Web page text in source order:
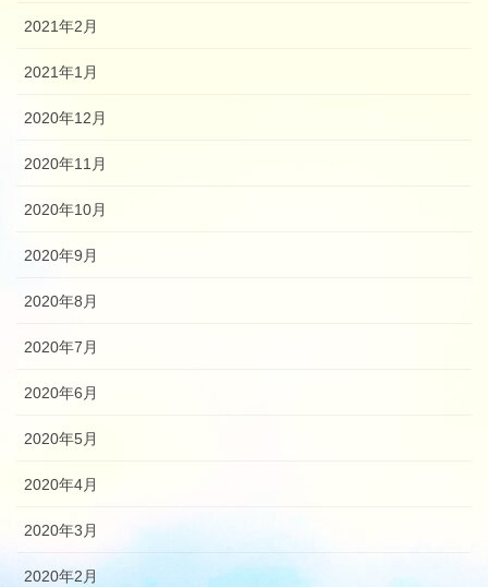
2021年2月
2021年1月
2020年12月
2020年11月
2020年10月
2020年9月
2020年8月
2020年7月
2020年6月
2020年5月
2020年4月
2020年3月
2020年2月